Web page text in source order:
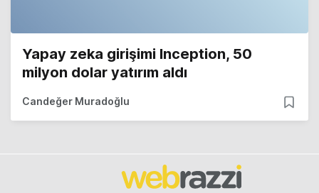
Yapay zeka girişimi Inception, 50
milyon dolar yatırım aldı
Candeğer Muradoğlu